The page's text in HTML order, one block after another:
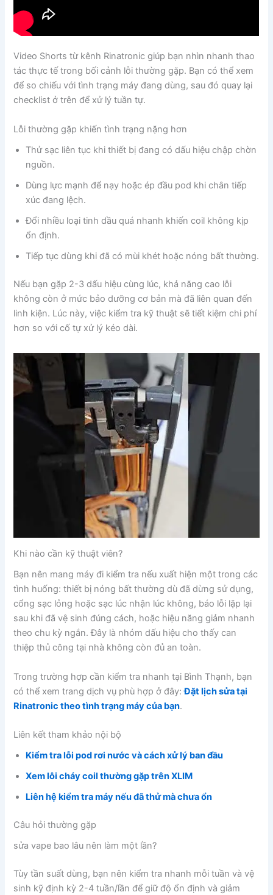
Video Shorts từ kênh Rinatronic giúp bạn nhìn nhanh thao
tác thực tế trong bối cảnh lỗi thường gặp. Bạn có thể xem
để so chiếu với tình trạng máy đang dùng, sau đó quay lại
checklist ở trên để xử lý tuần tự.
Lỗi thường gặp khiến tình trạng nặng hơn
Thử sạc liên tục khi thiết bị đang có dấu hiệu chập chờn
nguồn.
Dùng lực mạnh để nạy hoặc ép đầu pod khi chân tiếp
xúc đang lệch.
Đổi nhiều loại tinh dầu quá nhanh khiến coil không kịp
ổn định.
Tiếp tục dùng khi đã có mùi khét hoặc nóng bất thường.
Nếu bạn gặp 2-3 dấu hiệu cùng lúc, khả năng cao lỗi
không còn ở mức bảo dưỡng cơ bản mà đã liên quan đến
linh kiện. Lúc này, việc kiểm tra kỹ thuật sẽ tiết kiệm chi phí
hơn so với cố tự xử lý kéo dài.
Khi nào cần kỹ thuật viên?
Bạn nên mang máy đi kiểm tra nếu xuất hiện một trong các
tình huống: thiết bị nóng bất thường dù đã dừng sử dụng,
cổng sạc lỏng hoặc sạc lúc nhận lúc không, báo lỗi lặp lại
sau khi đã vệ sinh đúng cách, hoặc hiệu năng giảm nhanh
theo chu kỳ ngắn. Đây là nhóm dấu hiệu cho thấy can
thiệp thủ công tại nhà không còn đủ an toàn.
Trong trường hợp cần kiểm tra nhanh tại Bình Thạnh, bạn
có thể xem trang dịch vụ phù hợp ở đây:Đặt lịch sửa tại
Rinatronic theo tình trạng máy của bạn.
Liên kết tham khảo nội bộ
Kiểm tra lỗi pod rơi nước và cách xử lý ban đầu
Xem lỗi cháy coil thường gặp trên XLIM
Liên hệ kiểm tra máy nếu đã thử mà chưa ổn
Câu hỏi thường gặp
sửa vape bao lâu nên làm một lần?
Tùy tần suất dùng, bạn nên kiểm tra nhanh mỗi tuần và vệ
sinh kỹ định kỳ 2-4 tuần/lần để giữ độ ổn định và giảm